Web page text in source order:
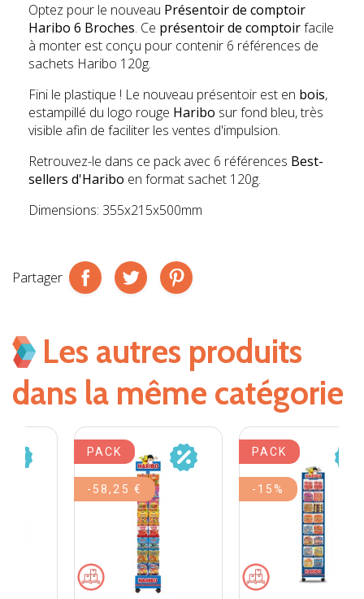
Optez pour le nouveau Présentoir de comptoir
Haribo 6 Broches. Ce présentoir de comptoirfacile
à monter est conçu pour contenir 6 références de
sachets Haribo 120g.
Fini le plastique ! Le nouveau présentoir est en bois,
estampillé du logo rouge Haribo sur fond bleu, très
visible afin de faciliter les ventes d'impulsion.
Retrouvez-le dans ce pack avec 6 références Best-
sellers d'Haribo en format sachet 120g.
Dimensions: 355x215x500mm
Partager
Les autres produits
dans la même catégorie
-58,25 €